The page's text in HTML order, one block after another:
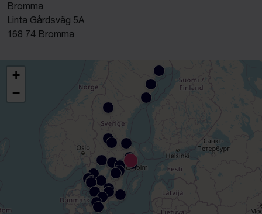
Bromma
Linta Gårdsväg 5A
168 74 Bromma
+
−